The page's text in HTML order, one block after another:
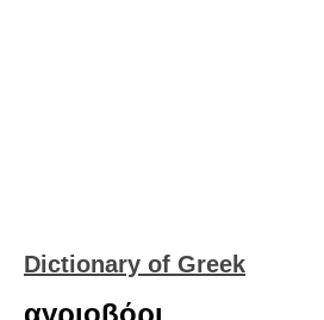
Dictionary of Greek
αγριοβόρι